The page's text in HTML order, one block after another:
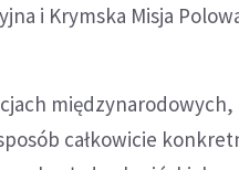
i Krymska Misja
międzynarodowych,
całkowicie